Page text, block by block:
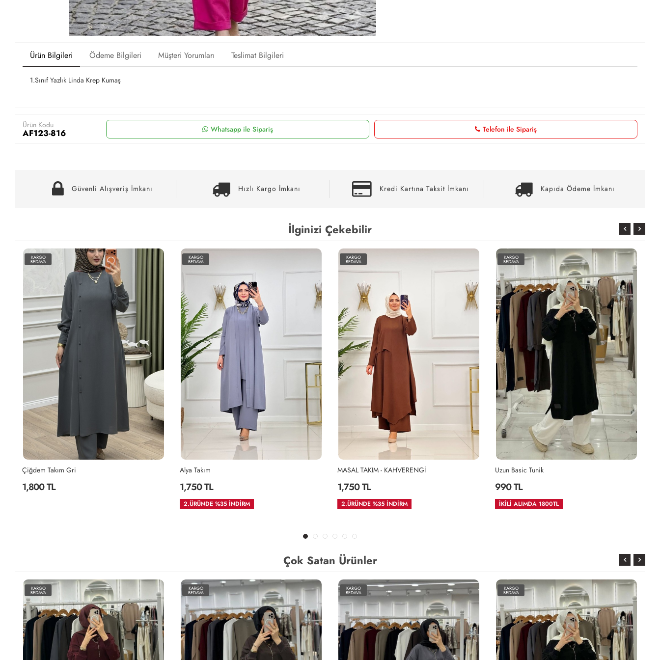
Ürün Bilgileri Ödeme Bilgileri Müşteri Yorumları Teslimat Bilgileri
1.Sınıf Yazlık Linda Krep Kumaş
Ürün Kodu
AF123-816 Whatsapp ile Sipariş Telefon ile Sipariş
Güvenli Alışveriş İmkanı Hızlı Kargo İmkanı Kredi Kartına Taksit İmkanı Kapıda Ödeme İmkanı
İlginizi Çekebilir
KARGO
BEDAVA
Çiğdem Takım Gri
1,800 TL
KARGO
BEDAVA
Alya Takım
1,750 TL
2.ÜRÜNDE %35 İNDİRM
KARGO
BEDAVA
MASAL TAKIM - KAHVERENGİ
1,750 TL
2.ÜRÜNDE %35 İNDİRM
KARGO
BEDAVA
Uzun Basic Tunik
990 TL
İKİLİ ALIMDA 1800TL
Çok Satan Ürünler
KARGO
BEDAVA
KARGO
BEDAVA
KARGO
BEDAVA
KARGO
BEDAVA